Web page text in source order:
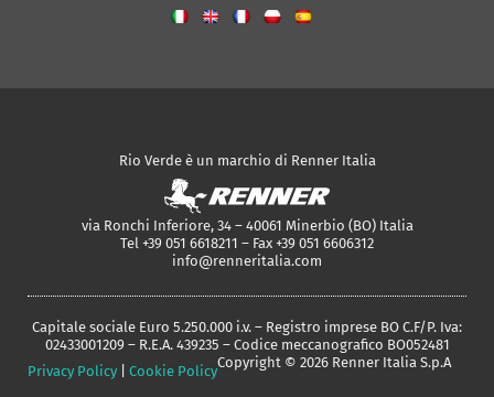
Rio Verde è un marchio di Renner Italia
via Ronchi Inferiore, 34 – 40061 Minerbio (BO) Italia
Tel +39 051 6618211 – Fax +39 051 6606312
info@renneritalia.com
Capitale sociale Euro 5.250.000 i.v. – Registro imprese BO C.F/P. Iva:
02433001209 – R.E.A. 439235 – Codice meccanografico BO052481
Privacy Policy
Cookie Policy
Copyright © 2026 Renner Italia S.p.A